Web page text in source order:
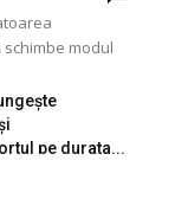
schimbe modul
pe durata...